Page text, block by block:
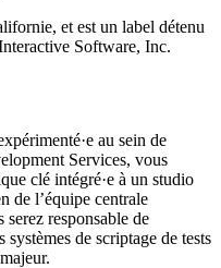
et est un label détenu
Software, Inc.
au sein de
Services, vous
clé intégré·e à un studio
de l’équipe centrale
serez responsable de
de scriptage de tests